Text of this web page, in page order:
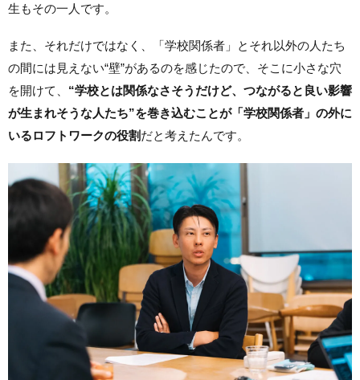
生もその一人です。
また、それだけではなく、「学校関係者」とそれ以外の人たち
の間には見えない“壁”があるのを感じたので、そこに小さな穴
を開けて、 “学校とは関係なさそうだけど、つながると良い影響
が生まれそうな人たち”を巻き込むことが「学校関係者」の外に
いるロフトワークの役割だと考えたんです。